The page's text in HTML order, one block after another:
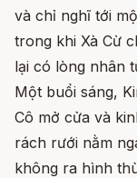
và chỉ nghĩ tới
trong khi Xà Cừ
lại có lòng nhân
Một buổi sáng,
Cô mở cửa và
rách rưới nằm
không ra hình